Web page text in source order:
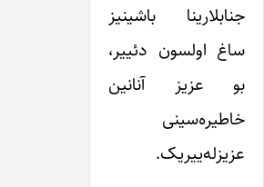
جنابلارینا باشینیز
ساغ اولسون دئییر،
بو عزیز آنانین
خاطیره‌سینی
عزیزله‌ییریک.